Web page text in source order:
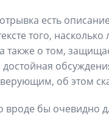
есть
того,
о том,
об этом
вроде бы очевидно